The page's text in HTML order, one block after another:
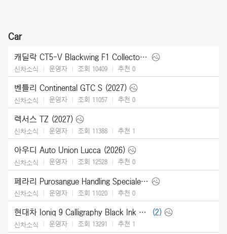
Car
캐딜락 CT5-V Blackwing F1 Collector Series (2026)
신차소식 운영자 조회 10409 추천 0
벤틀리 Continental GTC S (2027)
신차소식 운영자 조회 11057 추천 0
렉서스 TZ (2027)
신차소식 운영자 조회 11388 추천 1
아우디 Auto Union Lucca (2026)
신차소식 운영자 조회 12528 추천 0
페라리 Purosangue Handling Speciale (2027)
신차소식 운영자 조회 11020 추천 0
현대차 Ioniq 9 Calligraphy Black Ink (2027) (2)
신차소식 운영자 조회 13291 추천 1